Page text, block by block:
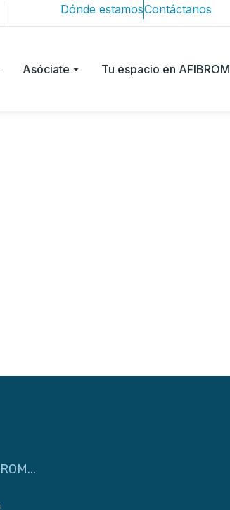
Dónde estamosContáctanos
Asóciate Tu espacio en AFIBROM